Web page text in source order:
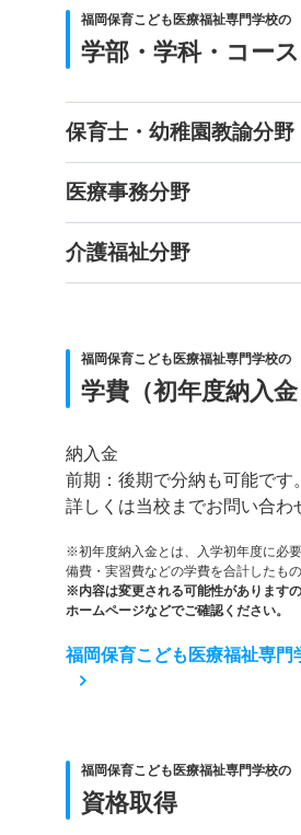
福岡保育こども医療福祉専門学校の
学部・学科・コース
保育士・幼稚園教諭分野
医療事務分野
介護福祉分野
福岡保育こども医療福祉専門学校の
学費（初年度納入金
納入金
前期：後期で分納も可能です。
詳しくは当校までお問い合わ
※初年度納入金とは、入学初年度に必
備費・実習費などの学費を合計したもの
※内容は変更される可能性があります
ホームページなどでご確認ください。
福岡保育こども医療福祉専門
福岡保育こども医療福祉専門学校の
資格取得